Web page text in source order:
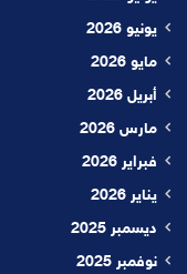
يونيو 2026
مايو 2026
أبريل 2026
مارس 2026
فبراير 2026
يناير 2026
ديسمبر 2025
نوفمبر 2025